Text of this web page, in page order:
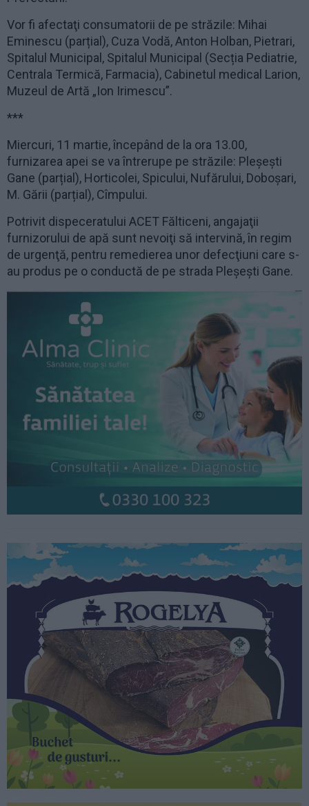
Vor fi afectaţi consumatorii de pe străzile: Mihai
Eminescu (parțial), Cuza Vodă, Anton Holban, Pietrari,
Spitalul Municipal, Spitalul Municipal (Secția Pediatrie,
Centrala Termică, Farmacia), Cabinetul medical Larion,
Muzeul de Artă „Ion Irimescu”.
***
Miercuri, 11 martie, începând de la ora 13.00,
furnizarea apei se va întrerupe pe străzile: Pleșești
Gane (parțial), Horticolei, Spicului, Nufărului, Doboșari,
M. Gării (parțial), Cîmpului.
Potrivit dispeceratului ACET Fălticeni, angajaţii
furnizorului de apă sunt nevoiţi să intervină, în regim
de urgenţă, pentru remedierea unor defecţiuni care s-
au produs pe o conductă de pe strada Pleşeşti Gane.